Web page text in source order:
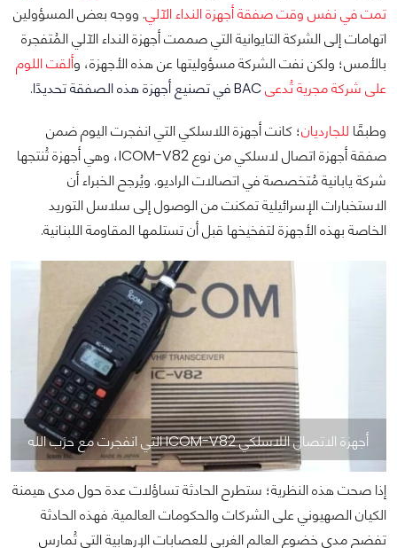
تمت في نفس وقت صفقة أجهزة النداء الآلي. ووجه بعض المسؤولين
اتهامات إلى الشركة التايوانية التي صممت أجهزة النداء الآلي المُتفجرة
بالأمس؛ ولكن نفت الشركة مسؤوليتها عن هذه الأجهزة، وألقت اللوم
على شركة مجرية تُدعىBACفي تصنيع أجهزة هذه الصفقة تحديدًا.
وطبقًا للجارديان؛ كانت أجهزة اللاسلكي التي انفجرت اليوم ضمن
صفقة أجهزة اتصال لاسلكي من نوع ICOM-V82، وهي أجهزة تُنتجها
شركة يابانية مُتخصصة في اتصالات الراديو. ويُرجح الخبراء أن
الاستخبارات الإسرائيلية تمكنت من الوصول إلى سلاسل التوريد
الخاصة بهذه الأجهزة لتفخيخها قبل أن تستلمها المقاومة اللبنانية.
أجهزة الاتصال اللاسلكي ICOM-V82 التي انفجرت مع حزب الله
إذا صحت هذه النظرية؛ ستطرح الحادثة تساؤلات عدة حول مدى هيمنة
الكيان الصهيوني على الشركات والحكومات العالمية. فهذه الحادثة
تفضح مدى خضوع العالم الغربي للعصابات الإرهابية التي تُمارس